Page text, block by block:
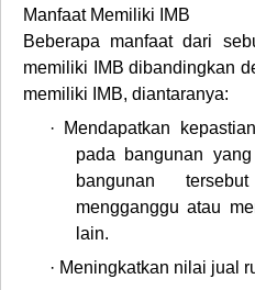
Manfaat Memiliki IMB
Beberapa manfaat dari
memiliki IMB dibandingkan
memiliki IMB, diantaranya:
· Mendapatkan
pada bangunan
bangunan
mengganggu atau
lain.
· Meningkatkan nilai jual